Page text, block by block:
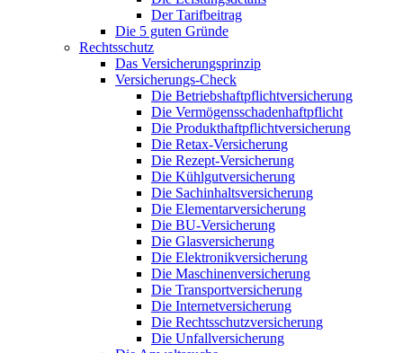
Der Tarifbeitrag
Die 5 guten Gründe
Rechtsschutz
Das Versicherungsprinzip
Versicherungs-Check
Die Betriebshaftpflichtversicherung
Die Vermögensschadenhaftpflicht
Die Produkthaftpflichtversicherung
Die Retax-Versicherung
Die Rezept-Versicherung
Die Kühlgutversicherung
Die Sachinhaltsversicherung
Die Elementarversicherung
Die BU-Versicherung
Die Glasversicherung
Die Elektronikversicherung
Die Maschinenversicherung
Die Transportversicherung
Die Internetversicherung
Die Rechtsschutzversicherung
Die Unfallversicherung